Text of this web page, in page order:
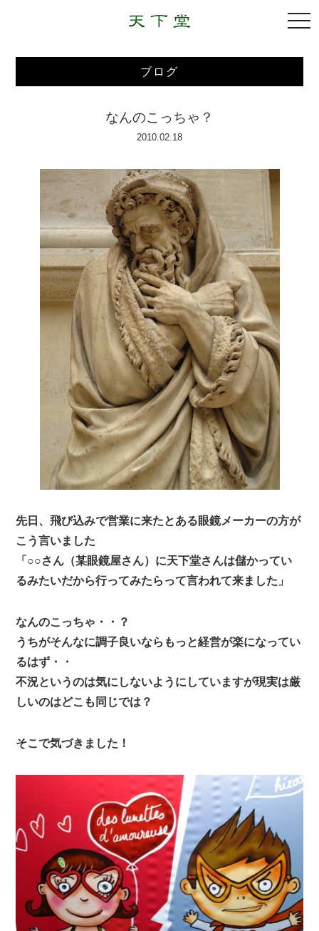
ブログ
なんのこっちゃ？
2010.02.18
先日、飛び込みで営業に来たとある眼鏡メーカーの方が
こう言いました
「○○さん（某眼鏡屋さん）に天下堂さんは儲かってい
るみたいだから行ってみたらって言われて来ました」
なんのこっちゃ・・？
うちがそんなに調子良いならもっと経営が楽になってい
るはず・・
不況というのは気にしないようにしていますが現実は厳
しいのはどこも同じでは？
そこで気づきました！